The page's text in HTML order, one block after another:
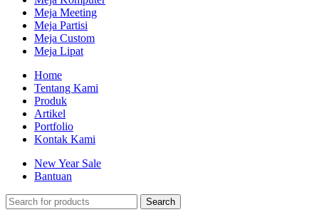
Meja Meeting
Meja Partisi
Meja Custom
Meja Lipat
Home
Tentang Kami
Produk
Artikel
Portfolio
Kontak Kami
New Year Sale
Bantuan
Search